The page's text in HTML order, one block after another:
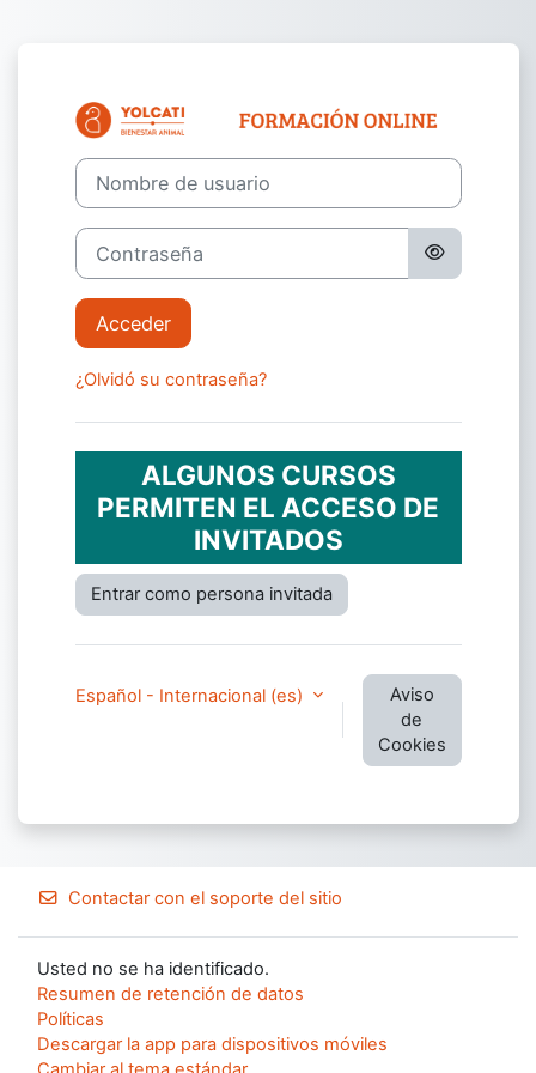
Entrar a
Nombre de usuario
Contraseña
Acceder
¿Olvidó su contraseña?
ALGUNOS CURSOS
PERMITEN EL ACCESO DE
INVITADOS
Entrar como persona invitada
Español - Internacional ‎(es)‎
Aviso
de
Cookies
Contactar con el soporte del sitio
Usted no se ha identificado.
Resumen de retención de datos
Políticas
Descargar la app para dispositivos móviles